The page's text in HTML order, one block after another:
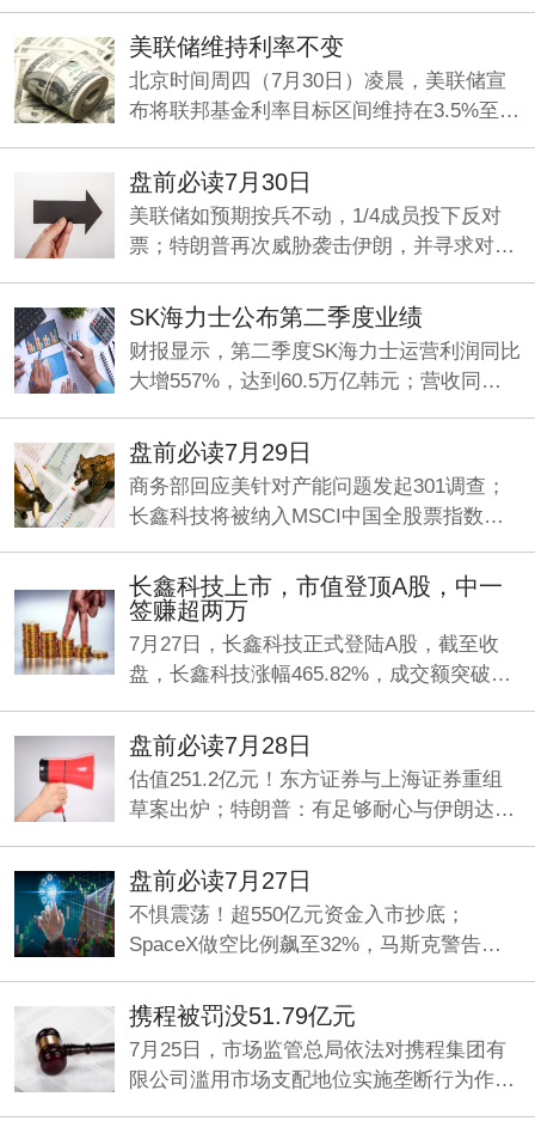
长，公司Q2营收、利润双双大增，其中营业
利润同比暴增1814%，再创历史新高。
美联储维持利率不变
北京时间周四（7月30日）凌晨，美联储宣
布将联邦基金利率目标区间维持在3.5%至
美联储连续第五次“按兵不动”。
盘前必读7月30日
美联储如预期按兵不动，1/4成员投下反对
票；特朗普再次威胁袭击伊朗，并寻求对伊
领域数据开发利用的通知》。
SK海力士公布第二季度业绩
财报显示，第二季度SK海力士运营利润同比
大增557%，达到60.5万亿韩元；营收同比
万亿韩元，同比增长1242%。
盘前必读7月29日
商务部回应美针对产能问题发起301调查；
长鑫科技将被纳入MSCI中国全股票指数；
好行业前景。
长鑫科技上市，市值登顶A股，中一
签赚超两万
7月27日，长鑫科技正式登陆A股，截至收
盘，长鑫科技涨幅465.82%，成交额突破
成为目前A股总市值一哥。
盘前必读7月28日
估值251.2亿元！东方证券与上海证券重组
草案出炉；特朗普：有足够耐心与伊朗达成
防控制“十五五”规划》。
盘前必读7月27日
不惧震荡！超550亿元资金入市抄底；
SpaceX做空比例飙至32%，马斯克警告空
超5倍！这些A股公司或受益。
携程被罚没51.79亿元
7月25日，市场监管总局依法对携程集团有
限公司滥用市场支配地位实施垄断行为作出